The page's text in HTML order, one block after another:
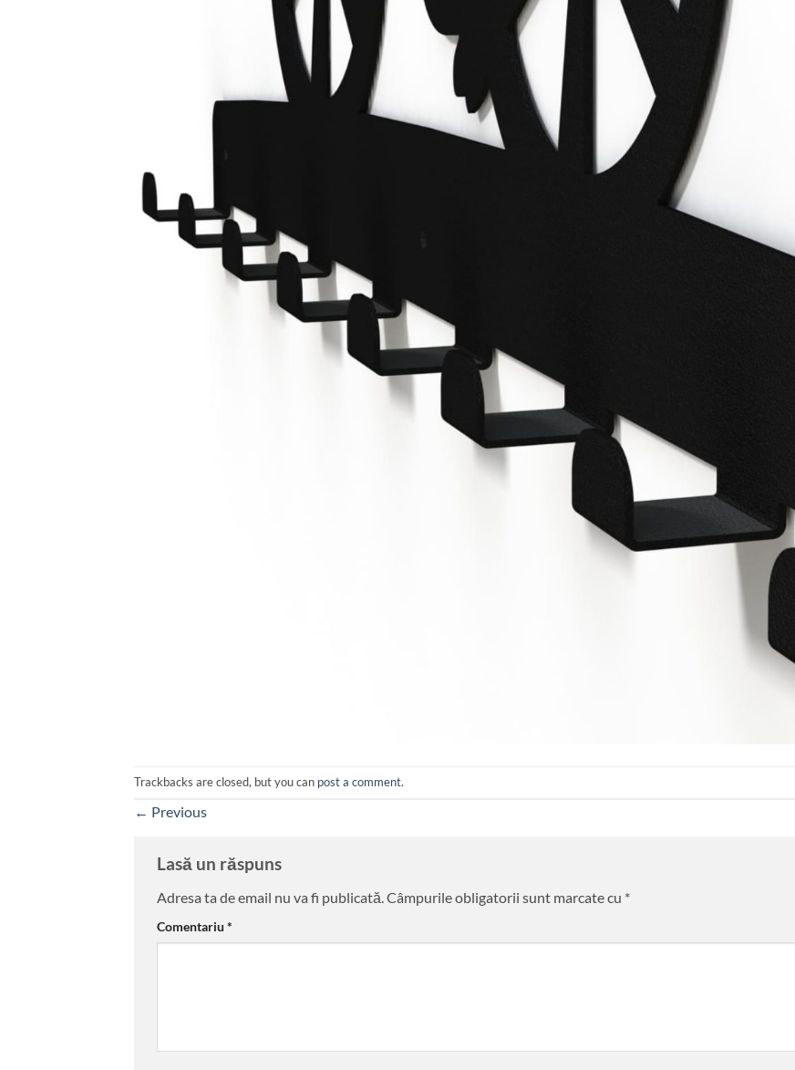
Trackbacks are closed, but you can post a comment.
← Previous
Lasă un răspuns
Adresa ta de email nu va fi publicată.Câmpurile obligatorii sunt marcate cu *
Comentariu *